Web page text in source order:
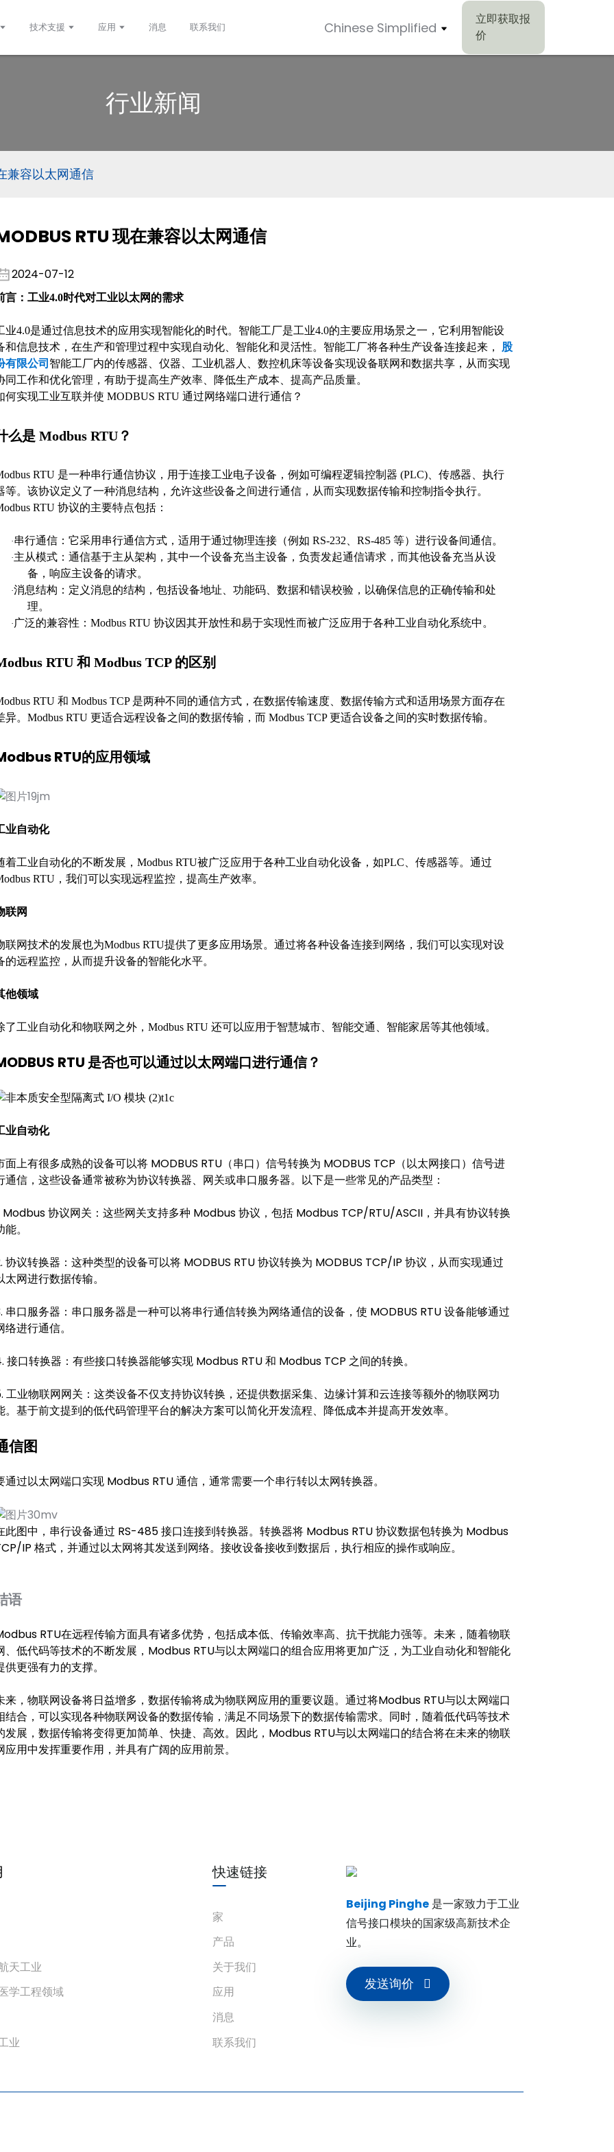
技术支援 应用 消息 联系我们 Chinese Simplified
立即获取报
价
行业新闻
兼容以太网通信
RTU 现在兼容以太网通信
2024-07-12
言：工业4.0时代对工业以太网的需求
业4.0是通过信息技术的应用实现智能化的时代。智能工厂是工业4.0的主要应用场景之一，它利用智能设
和信息技术，在生产和管理过程中实现自动化、智能化和灵活性。智能工厂将各种生产设备连接起来， 股
有限公司 智能工厂内的传感器、仪器、工业机器人、数控机床等设备实现设备联网和数据共享，从而实现
同工作和优化管理，有助于提高生产效率、降低生产成本、提高产品质量。
何实现工业互联并使 MODBUS RTU 通过网络端口进行通信？
么是 Modbus RTU？
RTU 是一种串行通信协议，用于连接工业电子设备，例如可编程逻辑控制器 (PLC)、传感器、执行
等。该协议定义了一种消息结构，允许这些设备之间进行通信，从而实现数据传输和控制指令执行。
RTU 协议的主要特点包括：
·串行通信：它采用串行通信方式，适用于通过物理连接（例如 RS-232、RS-485 等）进行设备间通信。
·主从模式：通信基于主从架构，其中一个设备充当主设备，负责发起通信请求，而其他设备充当从设
备，响应主设备的请求。
·消息结构：定义消息的结构，包括设备地址、功能码、数据和错误校验，以确保信息的正确传输和处
理。
· 广泛的兼容性：Modbus RTU 协议因其开放性和易于实现性而被广泛应用于各种工业自动化系统中。
RTU 和 Modbus TCP 的区别
RTU 和 Modbus TCP 是两种不同的通信方式，在数据传输速度、数据传输方式和适用场景方面存在
异。Modbus RTU 更适合远程设备之间的数据传输，而 Modbus TCP 更适合设备之间的实时数据传输。
RTU的应用领域
业自动化
着工业自动化的不断发展，Modbus RTU被广泛应用于各种工业自动化设备，如PLC、传感器等。通过
RTU，我们可以实现远程监控，提高生产效率。
联网
联网技术的发展也为Modbus RTU提供了更多应用场景。通过将各种设备连接到网络，我们可以实现对设
的远程监控，从而提升设备的智能化水平。
他领域
了工业自动化和物联网之外，Modbus RTU 还可以应用于智慧城市、智能交通、智能家居等其他领域。
RTU 是否也可以通过以太网端口进行通信？
业自动化
面上有很多成熟的设备可以将 MODBUS RTU（串口）信号转换为 MODBUS TCP（以太网接口）信号进
通信，这些设备通常被称为协议转换器、网关或串口服务器。以下是一些常见的产品类型：
Modbus 协议网关：这些网关支持多种 Modbus 协议，包括 Modbus TCP/RTU/ASCII，并具有协议转换
能。
协议转换器：这种类型的设备可以将 MODBUS RTU 协议转换为 MODBUS TCP/IP 协议，从而实现通过
太网进行数据传输。
串口服务器：串口服务器是一种可以将串行通信转换为网络通信的设备，使 MODBUS RTU 设备能够通过
络进行通信。
接口转换器：有些接口转换器能够实现 Modbus RTU 和 Modbus TCP 之间的转换。
工业物联网网关：这类设备不仅支持协议转换，还提供数据采集、边缘计算和云连接等额外的物联网功
。基于前文提到的低代码管理平台的解决方案可以简化开发流程、降低成本并提高开发效率。
信图
通过以太网端口实现 Modbus RTU 通信，通常需要一个串行转以太网转换器。
此图中，串行设备通过 RS-485 接口连接到转换器。转换器将 Modbus RTU 协议数据包转换为 Modbus
IP 格式，并通过以太网将其发送到网络。接收设备接收到数据后，执行相应的操作或响应。
语
RTU在远程传输方面具有诸多优势，包括成本低、传输效率高、抗干扰能力强等。未来，随着物联
、低代码等技术的不断发展，Modbus RTU与以太网端口的组合应用将更加广泛，为工业自动化和智能化
供更强有力的支撑。
来，物联网设备将日益增多，数据传输将成为物联网应用的重要议题。通过将Modbus RTU与以太网端口
结合，可以实现各种物联网设备的数据传输，满足不同场景下的数据传输需求。同时，随着低代码等技术
发展，数据传输将变得更加简单、快捷、高效。因此，Modbus RTU与以太网端口的结合将在未来的物联
应用中发挥重要作用，并具有广阔的应用前景。
天工业
学工程领域
业
快速链接
家
产品
关于我们
应用
消息
联系我们
Beijing Pinghe是一家致力于工业
信号接口模块的国家级高新技术企
业。
发送询价